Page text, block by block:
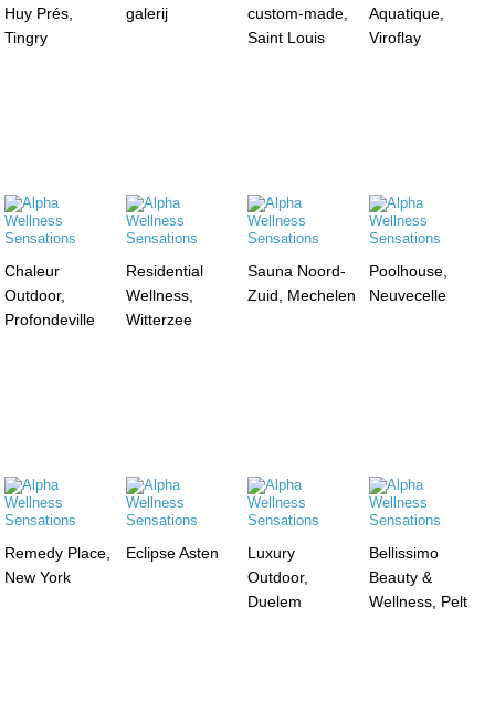
Huy Prés,
Tingry
galerij
custom-made,
Saint Louis
Aquatique,
Viroflay
Chaleur
Outdoor,
Profondeville
Residential
Wellness,
Witterzee
Sauna Noord-
Zuid, Mechelen
Poolhouse,
Neuvecelle
Remedy Place,
New York
Eclipse Asten
Luxury
Outdoor,
Duelem
Bellissimo
Beauty &
Wellness, Pelt